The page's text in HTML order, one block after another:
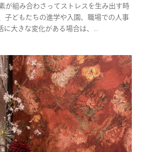
が組み合わさってストレスを生み出す時
子どもたちの進学や入園、職場での人事
に大きな変化がある場合は、...